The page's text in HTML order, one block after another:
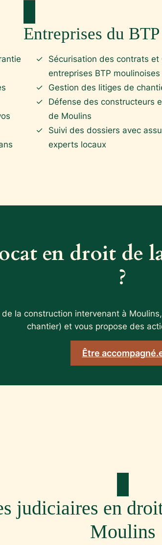
Entreprises du BTP
Sécurisation des contrats et
entreprises BTP moulinoises
Gestion des litiges de
Défense des constructeurs
de Moulins
Suivi des dossiers avec
experts locaux
en droit de
?
la construction intervenant à
chantier) et vous propose des
Être
judiciaires en
Moulins